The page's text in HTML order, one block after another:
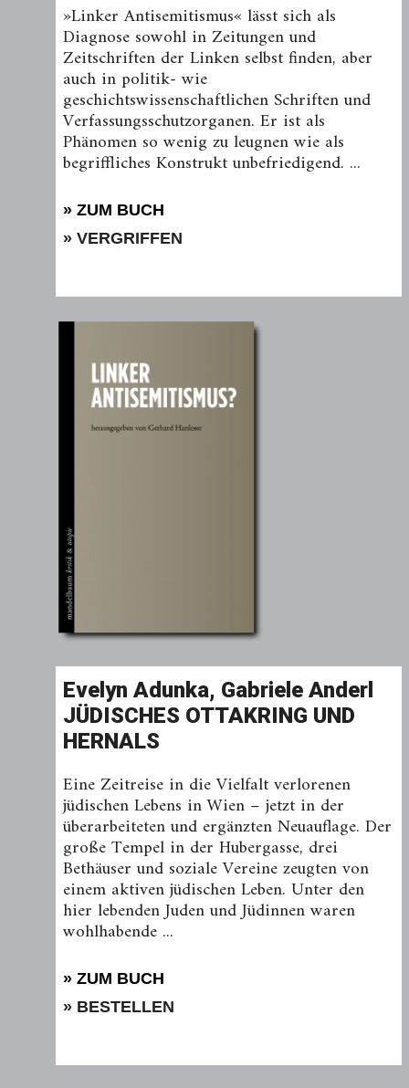
»Linker Antisemitismus« lässt sich als
Diagnose sowohl in Zeitungen und
Zeitschriften der Linken selbst finden, aber
auch in politik- wie
geschichtswissenschaftlichen Schriften und
Verfassungsschutzorganen. Er ist als
Phänomen so wenig zu leugnen wie als
begriffliches Konstrukt unbefriedigend. ...
» ZUM BUCH
» VERGRIFFEN
Evelyn Adunka, Gabriele Anderl
JÜDISCHES OTTAKRING UND
HERNALS
Eine Zeitreise in die Vielfalt verlorenen
jüdischen Lebens in Wien – jetzt in der
überarbeiteten und ergänzten Neuauflage. Der
große Tempel in der Hubergasse, drei
Bethäuser und soziale Vereine zeugten von
einem aktiven jüdischen Leben. Unter den
hier lebenden Juden und Jüdinnen waren
wohlhabende ...
» ZUM BUCH
» BESTELLEN